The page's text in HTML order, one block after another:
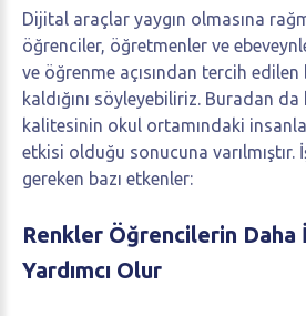
Dijital araçlar yaygın olmasına
öğrenciler, öğretmenler ve
ve öğrenme açısından tercih
kaldığını söyleyebiliriz. Buradan da
kalitesinin okul ortamındaki
etkisi olduğu sonucuna varılmıştır.
gereken bazı etkenler:
Renkler Öğrencilerin Daha
Yardımcı Olur